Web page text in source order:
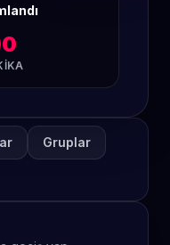
Gruplar